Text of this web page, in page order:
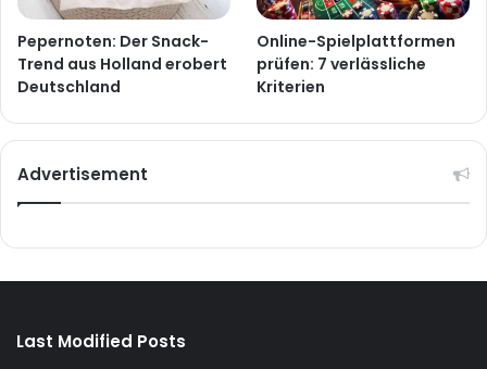
Pepernoten: Der Snack-
Trend aus Holland erobert
Deutschland
Online-Spielplattformen
prüfen: 7 verlässliche
Kriterien
Advertisement
Last Modified Posts